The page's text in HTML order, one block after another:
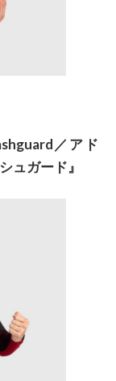
／アド
ュガード』